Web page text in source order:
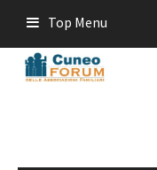
content
Top Menu